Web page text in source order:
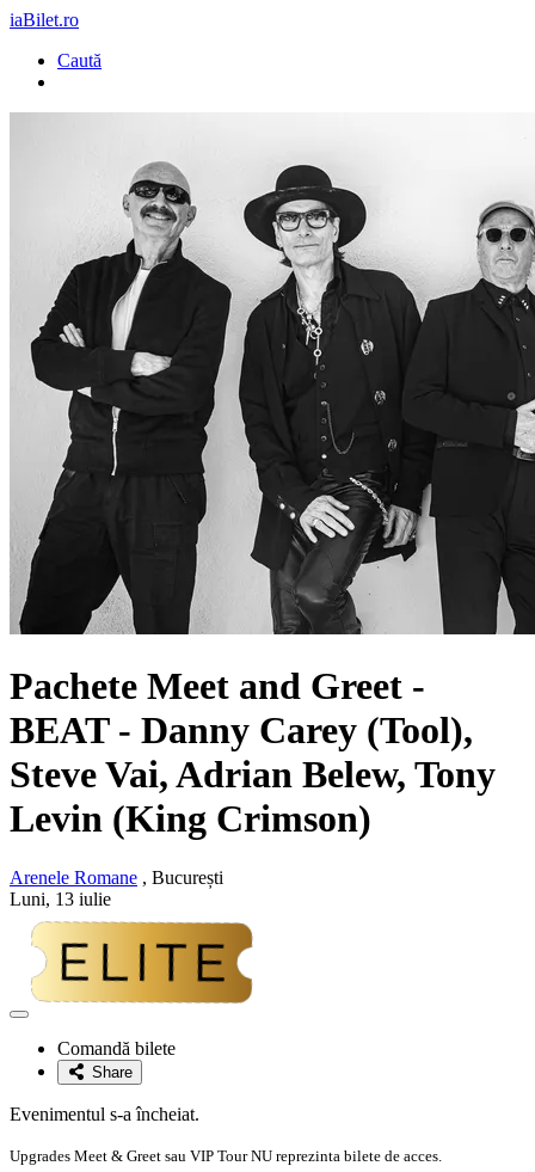
iaBilet.ro
Caută
Pachete Meet and Greet -
BEAT - Danny Carey (Tool),
Steve Vai, Adrian Belew, Tony
Levin (King Crimson)
Arenele Romane , București
Luni, 13 iulie
Adaugă
favoriteComandă bilete
Share
Evenimentul s-a încheiat.
Upgrades Meet & Greet sau VIP Tour NU reprezinta bilete de acces.